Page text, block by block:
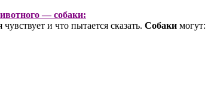
— собаки:
и что пытается сказать. Собаки могут: